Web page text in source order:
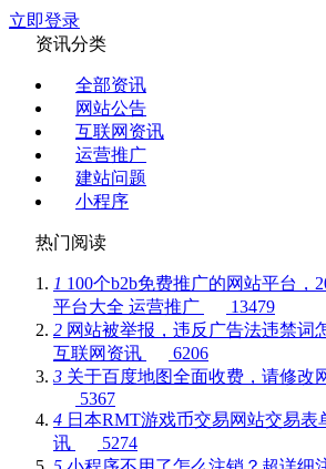
立即登录
资讯分类
全部资讯
网站公告
互联网资讯
运营推广
建站问题
小程序
热门阅读
1 100个b2b免费推广的网站平台，
平台大全 运营推广
13479
2 网站被举报，违反广告法违禁词
互联网资讯
6206
3 关于百度地图全面收费，请修改
5367
4 日本RMT游戏币交易网站交易表
讯
5274